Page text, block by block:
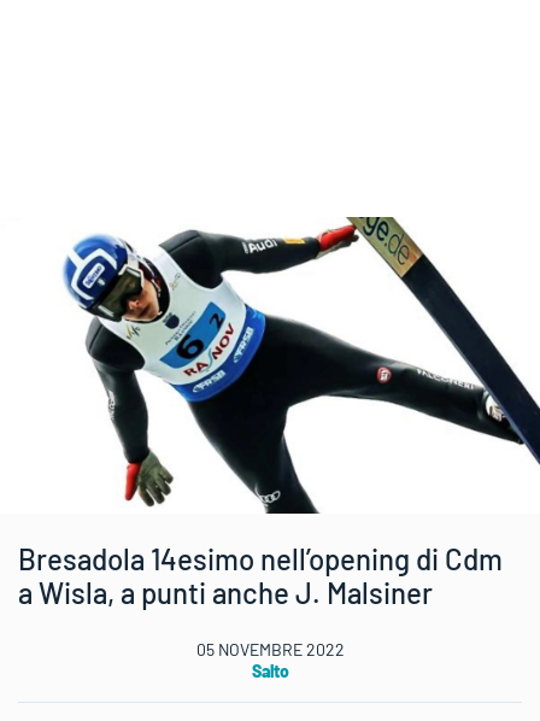
Bresadola 14esimo nell’opening di Cdm
a Wisla, a punti anche J. Malsiner
05 NOVEMBRE 2022
Salto